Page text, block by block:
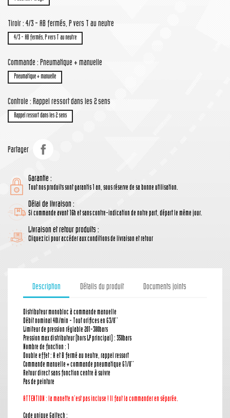
Tiroir : 4/3 - AB fermés, P vers T au neutre
4/3 - AB fermés, P vers T au neutre
Commande : Pneumatique + manuelle
Pneumatique + manuelle
Controle : Rappel ressort dans les 2 sens
Rappel ressort dans les 2 sens
Partager
Garantie :
Tout nos produits sont garantis 1 an, sous réserve de sa bonne utilisation.
Délai de livraison :
Si commande avant 16h et sans contre-indication de notre part, départ le même jour.
Livraison et retour produits :
Cliquez ici pour accéder aux conditions de livraison et retour
Description Détails du produit Documents joints
Distributeur monobloc à commande manuelle
Débit nominal 40l/min - Tout orifices en G3/8''
Limiteur de pression réglable 201-380bars
Pression max distributeur (hors LP principal) : 350bars
Nombre de fonction : 1
Double effet : A et B fermé au neutre, rappel ressort
Commande manuelle + commande pneumatique G1/8''
Retour direct sans fonction centre à suivre
Pas de peinture
ATTENTION : la manette n'est pas incluse ! Il faut la commander en séparée.
Code unique Galtech :